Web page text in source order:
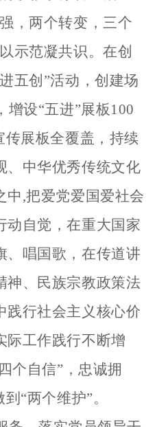
，两个转变，三个
以示范凝共识。在创
五创”活动，创建场
增设“五进”展板100
传展板全覆盖，持续
、中华优秀传统文化
中,把爱党爱国爱社会
动自觉，在重大国家
、唱国歌，在传道讲
神、民族宗教政策法
践行社会主义核心价
际工作践行不断增
个自信”，忠诚拥
“两个维护”。